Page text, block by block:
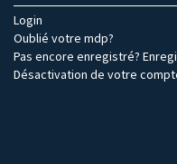
Login
Oublié votre mdp?
Pas encore enregistré?
Désactivation de votre